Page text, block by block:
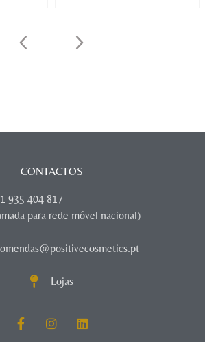
CONTACTOS
935 404 817
para rede móvel nacional)
Lojas